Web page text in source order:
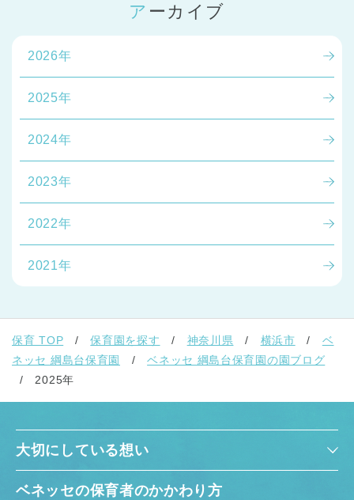
アーカイブ
2026年
2025年
2024年
2023年
2022年
2021年
保育 TOP 保育園を探す 神奈川県 横浜市
ベ
ネッセ 綱島台保育園
ベネッセ 綱島台保育園の園ブログ
2025年
大切にしている想い
ベネッセの保育者のかかわり方